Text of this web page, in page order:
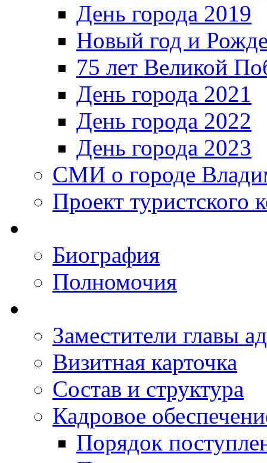
День города 2019
Новый год и
75 лет Великой
День города 2021
День города 2022
День города 2023
СМИ о городе
Проект туристского
Биография
Полномочия
Заместители главы
Визитная карточка
Состав и структура
Кадровое
Порядок